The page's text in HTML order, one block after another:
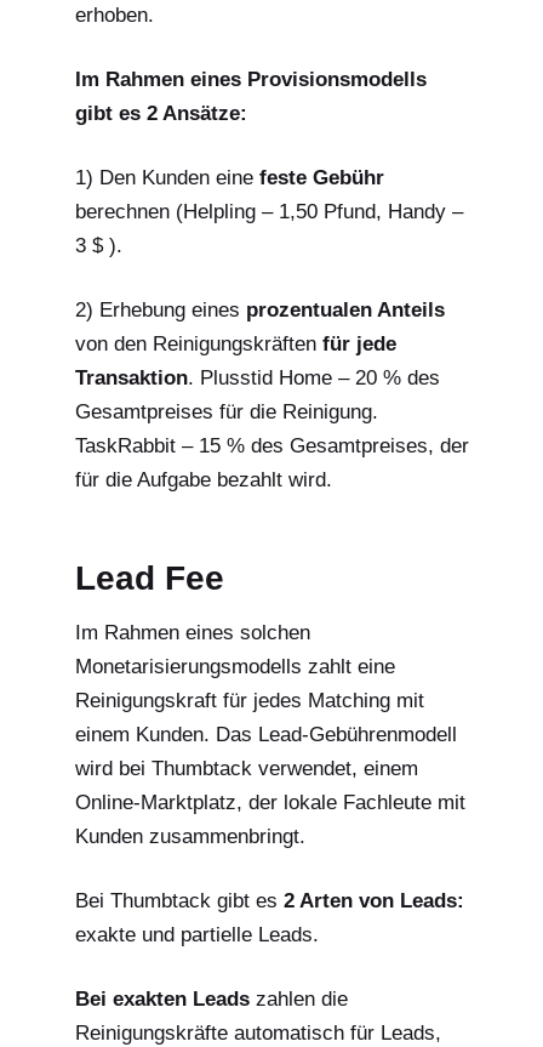
erhoben.
Im Rahmen eines Provisionsmodells
gibt es 2 Ansätze:
1) Den Kunden eine feste Gebühr
berechnen (Helpling – 1,50 Pfund, Handy –
3 $ ).
2) Erhebung eines prozentualen Anteils
von den Reinigungskräften für jede
Transaktion. Plusstid Home – 20 % des
Gesamtpreises für die Reinigung.
TaskRabbit – 15 % des Gesamtpreises, der
für die Aufgabe bezahlt wird.
Lead Fee
Im Rahmen eines solchen
Monetarisierungsmodells zahlt eine
Reinigungskraft für jedes Matching mit
einem Kunden. Das Lead-Gebührenmodell
wird bei Thumbtack verwendet, einem
Online-Marktplatz, der lokale Fachleute mit
Kunden zusammenbringt.
Bei Thumbtack gibt es 2 Arten von Leads:
exakte und partielle Leads.
Bei exakten Leadszahlen die
Reinigungskräfte automatisch für Leads,